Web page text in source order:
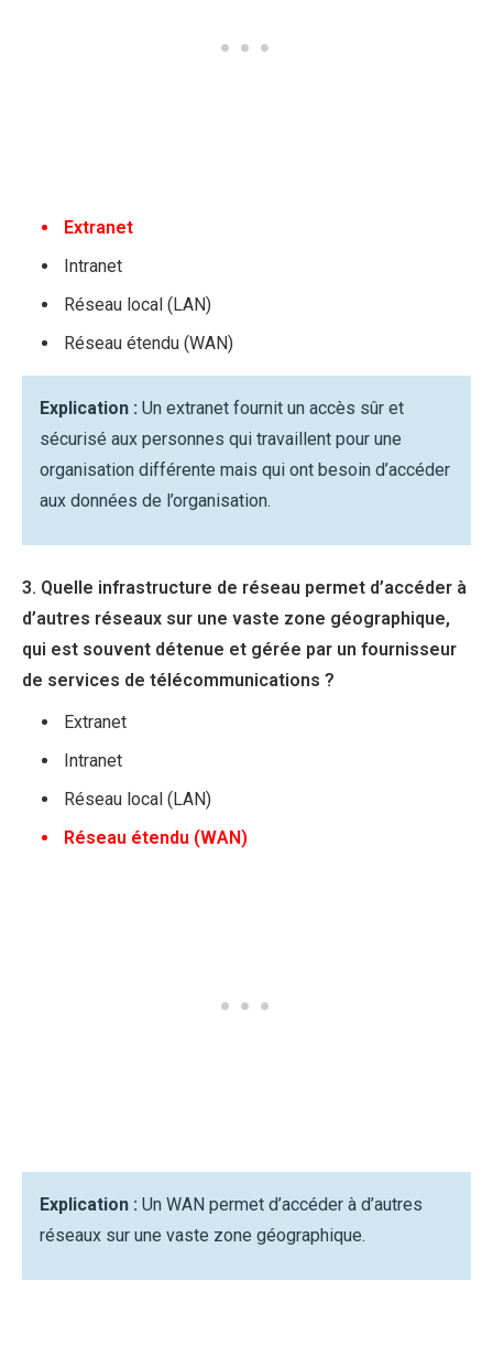
Extranet
Intranet
Réseau local (LAN)
Réseau étendu (WAN)
Explication : Un extranet fournit un accès sûr et
sécurisé aux personnes qui travaillent pour une
organisation différente mais qui ont besoin d’accéder
aux données de l’organisation.
3. Quelle infrastructure de réseau permet d’accéder à
d’autres réseaux sur une vaste zone géographique,
qui est souvent détenue et gérée par un fournisseur
de services de télécommunications ?
Extranet
Intranet
Réseau local (LAN)
Réseau étendu (WAN)
Explication : Un WAN permet d’accéder à d’autres
réseaux sur une vaste zone géographique.